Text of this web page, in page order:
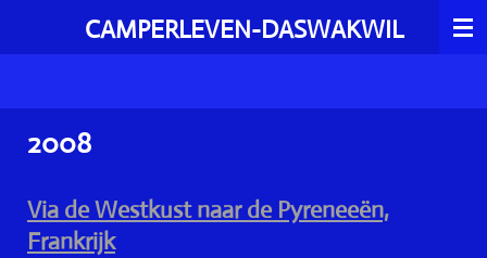
direct
de
hoofdinhoud
CAMPERLEVEN-DASWAKWIL
2008
Via de Westkust naar de Pyreneeën,
Frankrijk